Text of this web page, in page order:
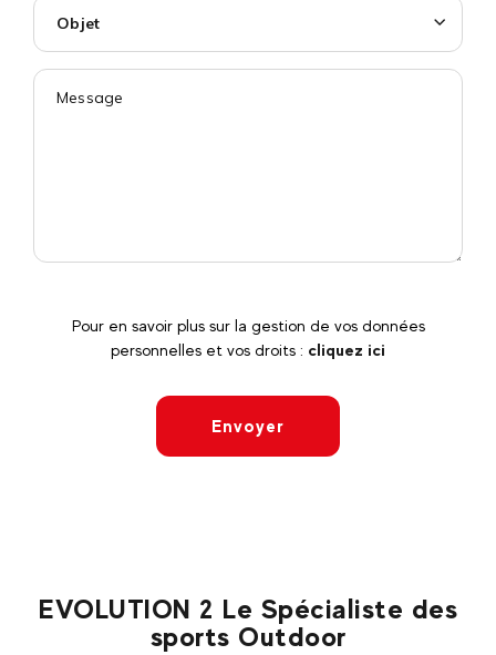
Objet
Pour en savoir plus sur la gestion de vos données
personnelles et vos droits : cliquez ici
Envoyer
EVOLUTION 2 Le Spécialiste des
sports Outdoor